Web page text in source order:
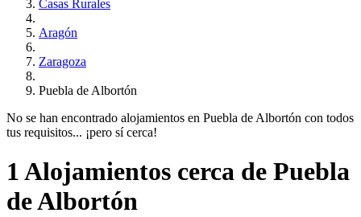
Casas Rurales
Aragón
Zaragoza
Puebla de Albortón
No se han encontrado alojamientos en Puebla de Albortón con todos
tus requisitos... ¡pero sí cerca!
1 Alojamientos cerca de Puebla
de Albortón